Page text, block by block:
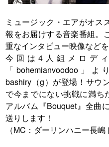
ミュージック・エアがオス
報をお届けする音楽番組。
重なインタビュー映像など
今回は4人組メロデ
「bohemianvoodoo」
bashiry（g）が登場！サウ
で今までにない挑戦に満ち
アルバム『Bouquet』全曲
送りします！
（MC：ダーリンハニー長嶋